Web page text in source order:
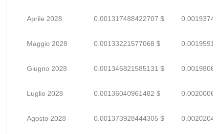
Aprile 2028 0.001317488422707 $
Maggio 2028 0.00133221577068 $
Giugno 2028 0.001346821585131 $
Luglio 2028 0.00136040961482 $
Agosto 2028 0.001373928444305 $